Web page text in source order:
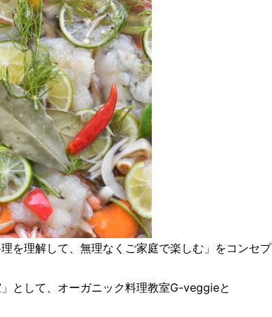
を理解して、無理なくご家庭で楽しむ」をコンセプ
として、オーガニック料理教室G-veggieと